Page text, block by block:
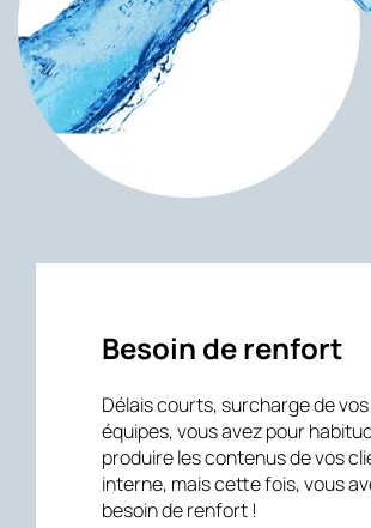
Besoin de renfort
Délais courts, surcharge de vos
équipes, vous avez pour
produire les contenus de vos
interne, mais cette fois, vous
besoin de renfort !